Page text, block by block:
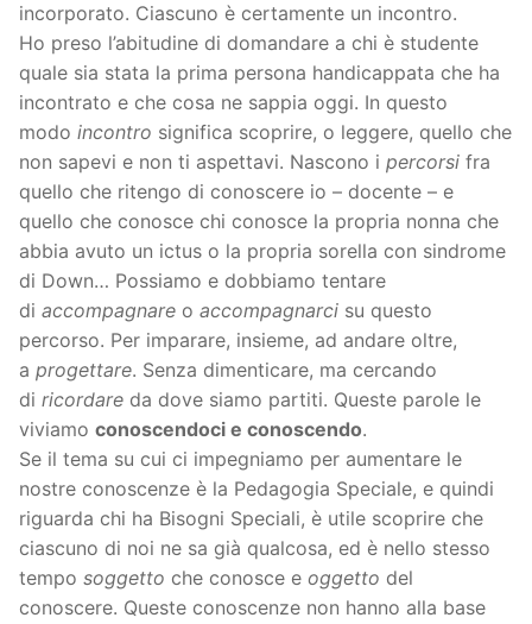
incorporato. Ciascuno è certamente un incontro.
Ho preso l’abitudine di domandare a chi è studente
quale sia stata la prima persona handicappata che ha
incontrato e che cosa ne sappia oggi. In questo
modo incontro significa scoprire, o leggere, quello che
non sapevi e non ti aspettavi. Nascono i percorsi fra
quello che ritengo di conoscere io – docente – e
quello che conosce chi conosce la propria nonna che
abbia avuto un ictus o la propria sorella con sindrome
di Down… Possiamo e dobbiamo tentare
di accompagnare o accompagnarci su questo
percorso. Per imparare, insieme, ad andare oltre,
a progettare. Senza dimenticare, ma cercando
di ricordare da dove siamo partiti. Queste parole le
viviamo conoscendoci e conoscendo.
Se il tema su cui ci impegniamo per aumentare le
nostre conoscenze è la Pedagogia Speciale, e quindi
riguarda chi ha Bisogni Speciali, è utile scoprire che
ciascuno di noi ne sa già qualcosa, ed è nello stesso
tempo soggetto che conosce e oggetto del
conoscere. Queste conoscenze non hanno alla base